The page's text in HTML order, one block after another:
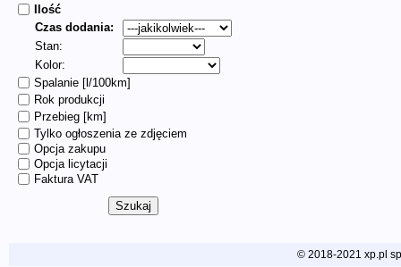
Ilość
Czas dodania:
Stan:
Kolor:
Spalanie [l/100km]
Rok produkcji
Przebieg [km]
Tylko ogłoszenia ze zdjęciem
Opcja zakupu
Opcja licytacji
Faktura VAT
© 2018-2021 xp.pl